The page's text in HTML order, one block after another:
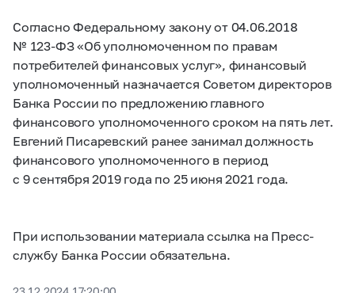
Согласно Федеральному закону от 04.06.2018
№ 123-ФЗ«Об уполномоченном по правам
потребителей финансовых услуг», финансовый
уполномоченный назначается Советом директоров
Банка России по предложению главного
финансового уполномоченного сроком на пять лет.
Евгений Писаревский ранее занимал должность
финансового уполномоченного в период
с 9 сентября 2019 года по 25 июня 2021 года.
При использовании материала ссылка на Пресс-
службу Банка России обязательна.